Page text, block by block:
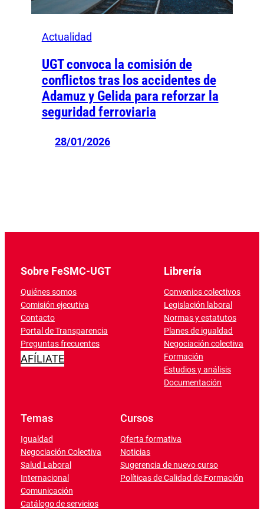
Actualidad
UGT convoca la comisión de
conflictos tras los accidentes de
Adamuz y Gelida para reforzar la
seguridad ferroviaria
28/01/2026
Sobre FeSMC-UGT
Quiénes somos
Comisión ejecutiva
Contacto
Portal de Transparencia
Preguntas frecuentes
AFÍLIATE
Librería
Convenios colectivos
Legislación laboral
Normas y estatutos
Planes de igualdad
Negociación colectiva
Formación
Estudios y análisis
Documentación
Temas
Igualdad
Negociación Colectiva
Salud Laboral
Internacional
Comunicación
Catálogo de servicios
Cursos
Oferta formativa
Noticias
Sugerencia de nuevo curso
Políticas de Calidad de Formación